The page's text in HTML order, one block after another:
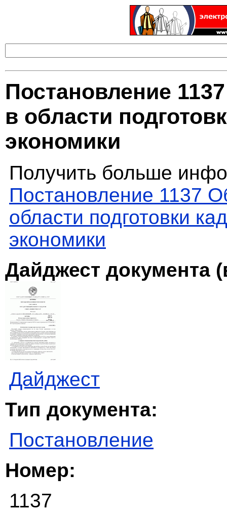
Постановление
в области
экономики
Получить больше
Постановление 1137
области подготовки
экономики
Дайджест документа
Дайджест
Тип документа:
Постановление
Номер:
1137